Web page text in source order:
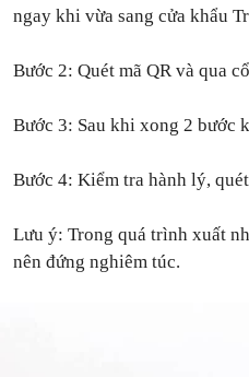
ngay khi vừa sang cửa khẩu
Bước 2: Quét mã QR và qua
Bước 3: Sau khi xong 2 bước
Bước 4: Kiểm tra hành lý,
Lưu ý: Trong quá trình xuất
nên đứng nghiêm túc.